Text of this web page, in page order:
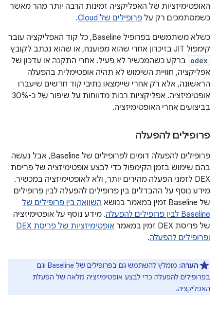
האופטימיזציות של האפליקציה זמינות הרבה יותר מהר מאשר
כשמסתמכים רק על פרופילים של Cloud
.
כשלא משתמשים בפרופיל Baseline, כל קוד האפליקציה עובר
קימפול JIT בזיכרון אחרי שהוא מפוענח, או שהוא נכתב לקובץ
odex ברקע כשהמכשיר לא פעיל. אחרי התקנה או עדכון של
אפליקציה, חוויית השימוש לא תהיה אופטימלית בהפעלה
הראשונה, אלא רק אחרי שיימצאו נתיבי קוד חדשים שיעברו
אופטימיזציה. אפליקציות רבות מדווחות על שיפור של כ-30%
בביצועים אחרי האופטימיזציה.
פרופילים להפעלה
פרופילים להפעלה דומים לפרופילים של Baseline, אבל נעשה
בהם שימוש בזמן הקימפול כדי לבצע אופטימיזציה של פריסת
DEX לזמני הפעלה מהירים יותר, ולא לאופטימיזציה במכשיר.
מידע נוסף על ההבדלים בין פרופילים להפעלה לבין פרופילים
של Baseline זמין במאמר בנושא
השוואה בין פרופילים של
Baseline לבין פרופילים להפעלה
. מידע נוסף על אופטימיזציה
של פריסת DEX זמין במאמר
אופטימיזציות של פריסת DEX
ופרופילים להפעלה.
הערה:
מומלץ להשתמש גם בפרופילים של Baseline וגם
בפרופילים להפעלה כדי לבצע אופטימיזציה מלאה של הפעלת
האפליקציה.